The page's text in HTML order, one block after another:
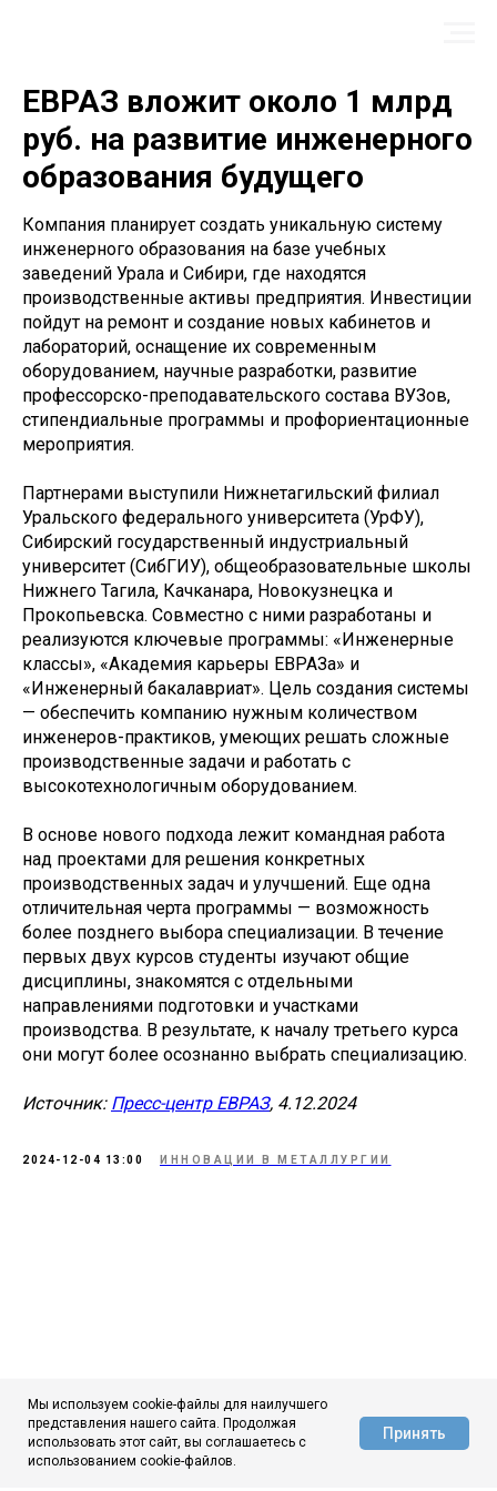
ЕВРАЗ вложит около 1 млрд
руб. на развитие инженерного
образования будущего
Компания планирует создать уникальную систему
инженерного образования на базе учебных
заведений Урала и Сибири, где находятся
производственные активы предприятия. Инвестиции
пойдут на ремонт и создание новых кабинетов и
лабораторий, оснащение их современным
оборудованием, научные разработки, развитие
профессорско-преподавательского состава ВУЗов,
стипендиальные программы и профориентационные
мероприятия.
Партнерами выступили Нижнетагильский филиал
Уральского федерального университета (УрФУ),
Сибирский государственный индустриальный
университет (СибГИУ), общеобразовательные школы
Нижнего Тагила, Качканара, Новокузнецка и
Прокопьевска. Совместно с ними разработаны и
реализуются ключевые программы: «Инженерные
классы», «Академия карьеры ЕВРАЗа» и
«Инженерный бакалавриат». Цель создания системы
— обеспечить компанию нужным количеством
инженеров-практиков, умеющих решать сложные
производственные задачи и работать с
высокотехнологичным оборудованием.
В основе нового подхода лежит командная работа
над проектами для решения конкретных
производственных задач и улучшений. Еще одна
отличительная черта программы — возможность
более позднего выбора специализации. В течение
первых двух курсов студенты изучают общие
дисциплины, знакомятся с отдельными
направлениями подготовки и участками
производства. В результате, к началу третьего курса
они могут более осознанно выбрать специализацию.
Источник: Пресс-центр ЕВРАЗ, 4.12.2024
2024-12-04 13:00 ИННОВАЦИИ В МЕТАЛЛУРГИИ
АЦ ЦНИИчермет
Мы используем cookie-файлы для наилучшего
представления нашего сайта. Продолжая
использовать этот сайт, вы соглашаетесь с
использованием cookie-файлов.
Принять